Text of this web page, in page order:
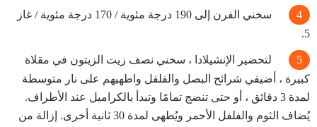
سخني الفرن إلى 190 درجة مئوية / 170 درجة مئوية / غاز
5.
لتحضير الإنشيلادا ، سخني نصف زيت الزيتون في مقلاة
كبيرة ، أضيفي شرائح البصل والفلفل واطهيهم على نار متوسطة
لمدة 3 دقائق ، أو حتى تنضج تمامًا وتبدأ بالكراميل عند الأطراف.
يُضاف الثوم والفلفل الأحمر ويُطهى لمدة 30 ثانية أخرى. إزالة من